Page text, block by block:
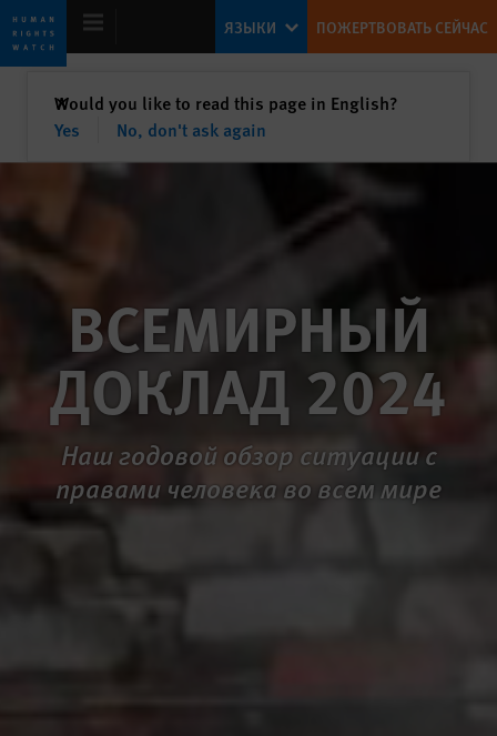
Skip
to
cookie
privacy
Skip
to
main
content
Всемирный доклад 2024
ЯЗЫКИ ПОЖЕРТВОВАТЬ СЕЙЧАС
Would you like to read this page in English?
Yes
No, don't ask again
✕закрыть
ВСЕМИРНЫЙ
ДОКЛАД 2024
Наш годовой обзор ситуации с
правами человека во всем мире